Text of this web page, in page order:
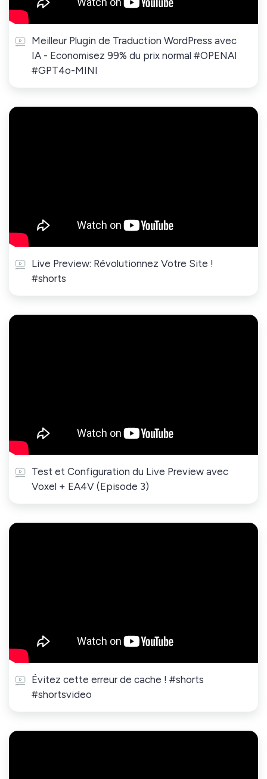
Meilleur Plugin de Traduction WordPress avec
IA - Economisez 99% du prix normal #OPENAI
#GPT4o-MINI
Live Preview: Révolutionnez Votre Site !
#shorts
Test et Configuration du Live Preview avec
Voxel + EA4V (Episode 3)
Évitez cette erreur de cache ! #shorts
#shortsvideo